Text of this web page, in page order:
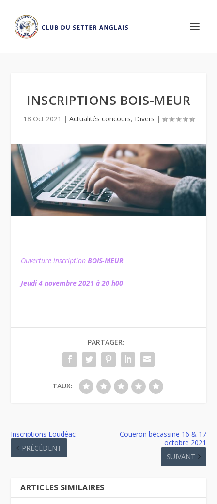
INSCRIPTIONS BOIS-MEUR
18 Oct 2021 | Actualités concours, Divers |
Ouverture inscriptionBOIS-MEUR
Jeudi 4 novembre 2021 à 20 h00
PARTAGER:
TAUX:
Inscriptions Loudéac
PRÉCÉDENT
Couëron bécassine 16 & 17
octobre 2021
SUIVANT
ARTICLES SIMILAIRES